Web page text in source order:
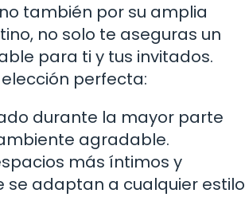
también por su amplia
no solo te aseguras un
para ti y tus invitados.
perfecta:
durante la mayor parte
agradable.
más íntimos y
se adaptan a cualquier estilo